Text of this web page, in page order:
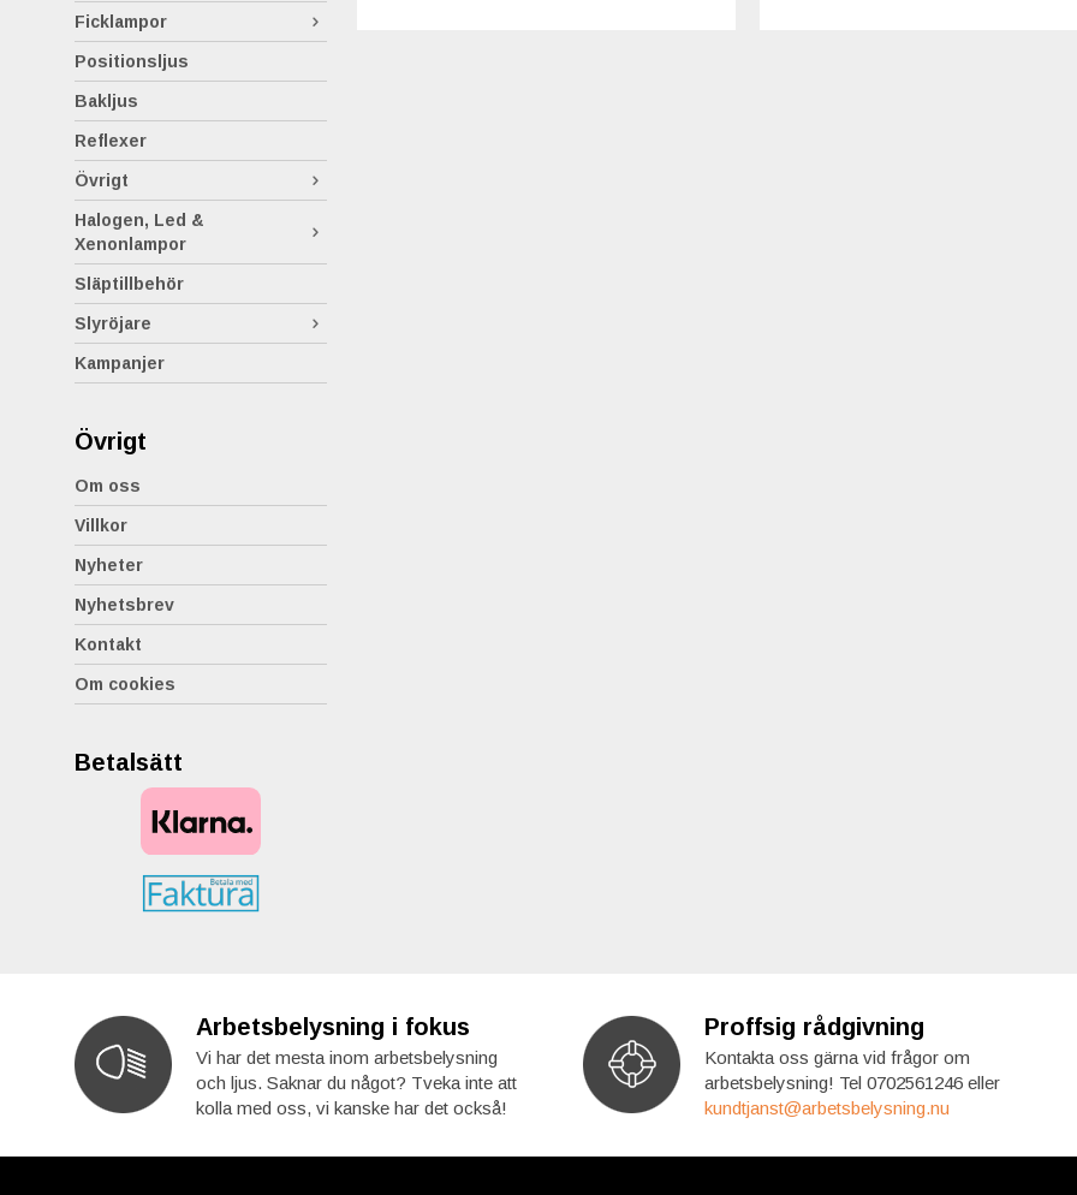
Ficklampor
Positionsljus
Bakljus
Reflexer
Övrigt
Halogen, Led &
Xenonlampor
Släptillbehör
Slyröjare
Kampanjer
Övrigt
Om oss
Villkor
Nyheter
Nyhetsbrev
Kontakt
Om cookies
Betalsätt
Arbetsbelysning i fokus
Vi har det mesta inom arbetsbelysning
och ljus. Saknar du något? Tveka inte att
kolla med oss, vi kanske har det också!
Proffsig rådgivning
Kontakta oss gärna vid frågor om
arbetsbelysning! Tel 0702561246 eller
kundtjanst@arbetsbelysning.nu